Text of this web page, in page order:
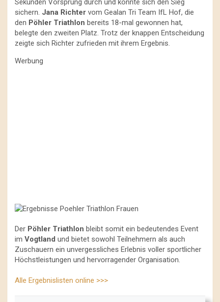
Sekunden Vorsprung durch und konnte sich den Sieg
sichern. Jana Richter vom Gealan Tri Team IfL Hof, die
den Pöhler Triathlon bereits 18-mal gewonnen hat,
belegte den zweiten Platz. Trotz der knappen Entscheidung
zeigte sich Richter zufrieden mit ihrem Ergebnis.
Werbung
Der Pöhler Triathlon bleibt somit ein bedeutendes Event
im Vogtland und bietet sowohl Teilnehmern als auch
Zuschauern ein unvergessliches Erlebnis voller sportlicher
Höchstleistungen und hervorragender Organisation.
Alle Ergebnislisten online >>>